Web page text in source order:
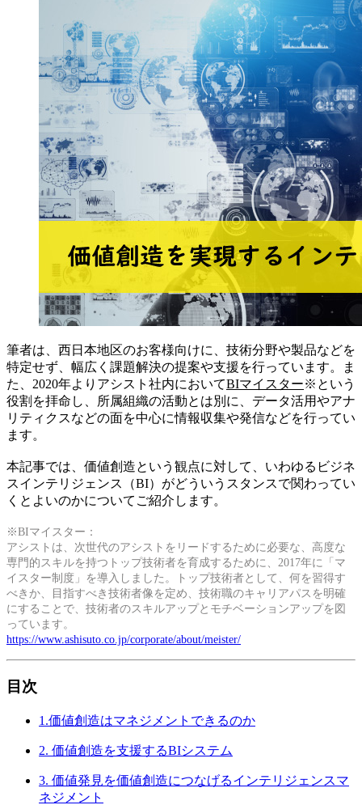
筆者は、西日本地区のお客様向けに、技術分野や製品などを
特定せず、幅広く課題解決の提案や支援を行っています。ま
た、2020年よりアシスト社内においてBIマイスター※という
役割を拝命し、所属組織の活動とは別に、データ活用やアナ
リティクスなどの面を中心に情報収集や発信などを行ってい
ます。
本記事では、価値創造という観点に対して、いわゆるビジネ
スインテリジェンス（BI）がどういうスタンスで関わってい
くとよいのかについてご紹介します。
※BIマイスター：
アシストは、次世代のアシストをリードするために必要な、高度な
専門的スキルを持つトップ技術者を育成するために、2017年に「マ
イスター制度」を導入しました。トップ技術者として、何を習得す
べきか、目指すべき技術者像を定め、技術職のキャリアパスを明確
にすることで、技術者のスキルアップとモチベーションアップを図
っています。
https://www.ashisuto.co.jp/corporate/about/meister/
目次
1.価値創造はマネジメントできるのか
2. 価値創造を支援するBIシステム
3. 価値発見を価値創造につなげるインテリジェンスマ
ネジメント